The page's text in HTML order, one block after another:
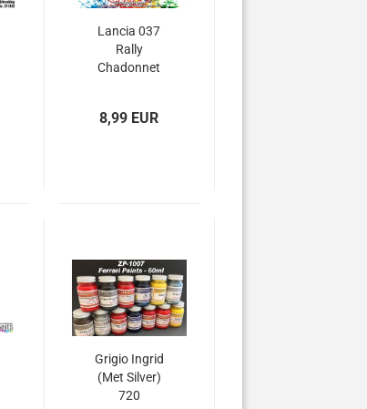
Lancia 037
Rally
Chadonnet
8,99 EUR
Grigio Ingrid
(Met Silver)
720